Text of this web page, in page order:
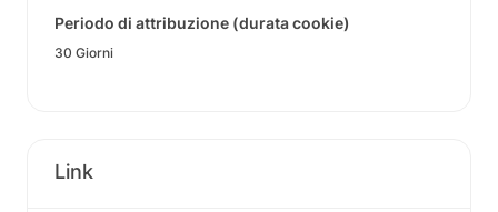
Periodo di attribuzione (durata cookie)
30 Giorni
Link